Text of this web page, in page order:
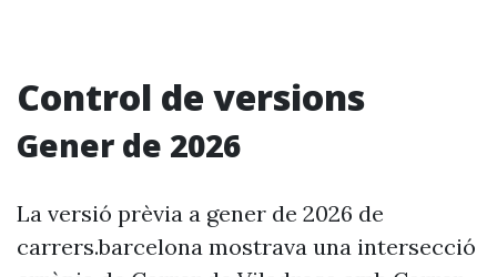
Control de versions
Gener de 2026
La versió prèvia a gener de 2026 de
carrers.barcelona mostrava una intersecció